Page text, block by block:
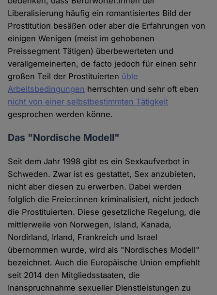
Liberalisierung häufig ein romantisiertes Bild der
Prostitution besäßen oder aber die Erfahrungen von
einigen Wenigen (meist im gehobenen
Preissegment Tätigen) überbewerteten und
verallgemeinerten, de facto jedoch für einen sehr
großen Teil der Prostituierten üble
Arbeitsbedingungen herrschten und sehr oft eben
nicht von einer selbstbestimmten Tätigkeit
gesprochen werden könne.
Das "Nordische Modell"
Seit dem Jahr 1998 gibt es ein Sexkaufverbot in
Schweden. Zwar ist es gestattet, Sex anzubieten,
nicht aber diesen zu erwerben. Dabei werden
folglich die Freier:innen kriminalisiert, nicht jedoch
die Prostituierten. Diese gesetzliche Regelung, die
mittlerweile von Norwegen, Island, Kanada,
Nordirland, Irland, Frankreich und Israel
übernommen wurde, wird als "Nordisches Modell"
bezeichnet. Auch die Europäische Union empfiehlt
seit 2014 den Mitgliedsstaaten, die
Inanspruchnahme sexueller Dienstleistungen zu